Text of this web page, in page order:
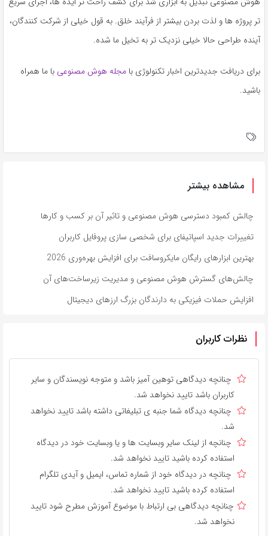
تر پروژه ها و لذت بردن بیشتر از فرآیند خلق. به قول خیلی از شرکت کنندگان،
آینده طراحی حالا خیلی نزدیک تر به تخیل ما شده.
برای دریافت جدیدترین اخبار تکنولوژی با مجله هوش مصنوعی با ما همراه
باشید.
مشاهده بیشتر
چالش کمبود دسترسی هوش مصنوعی و تاثیر آن بر کسب و کارها
تغییرات جدید اسپاتیفای برای شخصی سازی پروفایل کاربران
بهترین ابزارهای رایگان مایکروسافت برای افزایش بهره‌وری 2026
چالش‌های گسترش هوش مصنوعی و مدیریت زیرساخت‌های آن
افزایش حملات فیزیکی به دارندگان بزرگ ارزهای دیجیتال
نظرات کاربران
چنانچه دیدگاهی توهین آمیز باشد و متوجه نویسندگان و سایر
کاربران باشد تایید نخواهد شد.
چنانچه دیدگاه شما جنبه ی تبلیغاتی داشته باشد تایید نخواهد
شد.
چنانچه از لینک سایر وبسایت ها و یا وبسایت خود در دیدگاه
استفاده کرده باشید تایید نخواهد شد.
چنانچه در دیدگاه خود از شماره تماس، ایمیل و آیدی تلگرام
استفاده کرده باشید تایید نخواهد شد.
چنانچه دیدگاهی بی ارتباط با موضوع آموزش مطرح شود تایید
نخواهد شد.